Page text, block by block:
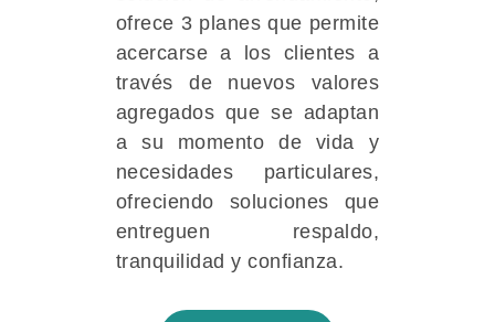
ofrece 3 planes que permite
acercarse a los clientes a
través de nuevos valores
agregados que se adaptan
a su momento de vida y
necesidades particulares,
ofreciendo soluciones que
entreguen respaldo,
tranquilidad y confianza.